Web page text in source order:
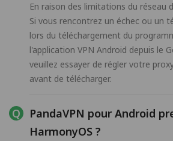
En raison des limitations du réseau
Si vous rencontrez un échec ou un
lors du téléchargement du
l'application VPN Android depuis le
veuillez essayer de régler votre
avant de télécharger.
PandaVPN pour Android
HarmonyOS ?